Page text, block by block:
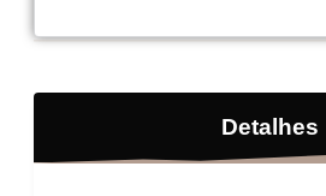
Detalhes